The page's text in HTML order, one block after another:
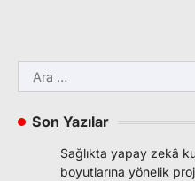
Arama:
Son Yazılar
Sağlıkta yapay zekâ
boyutlarına yönelik